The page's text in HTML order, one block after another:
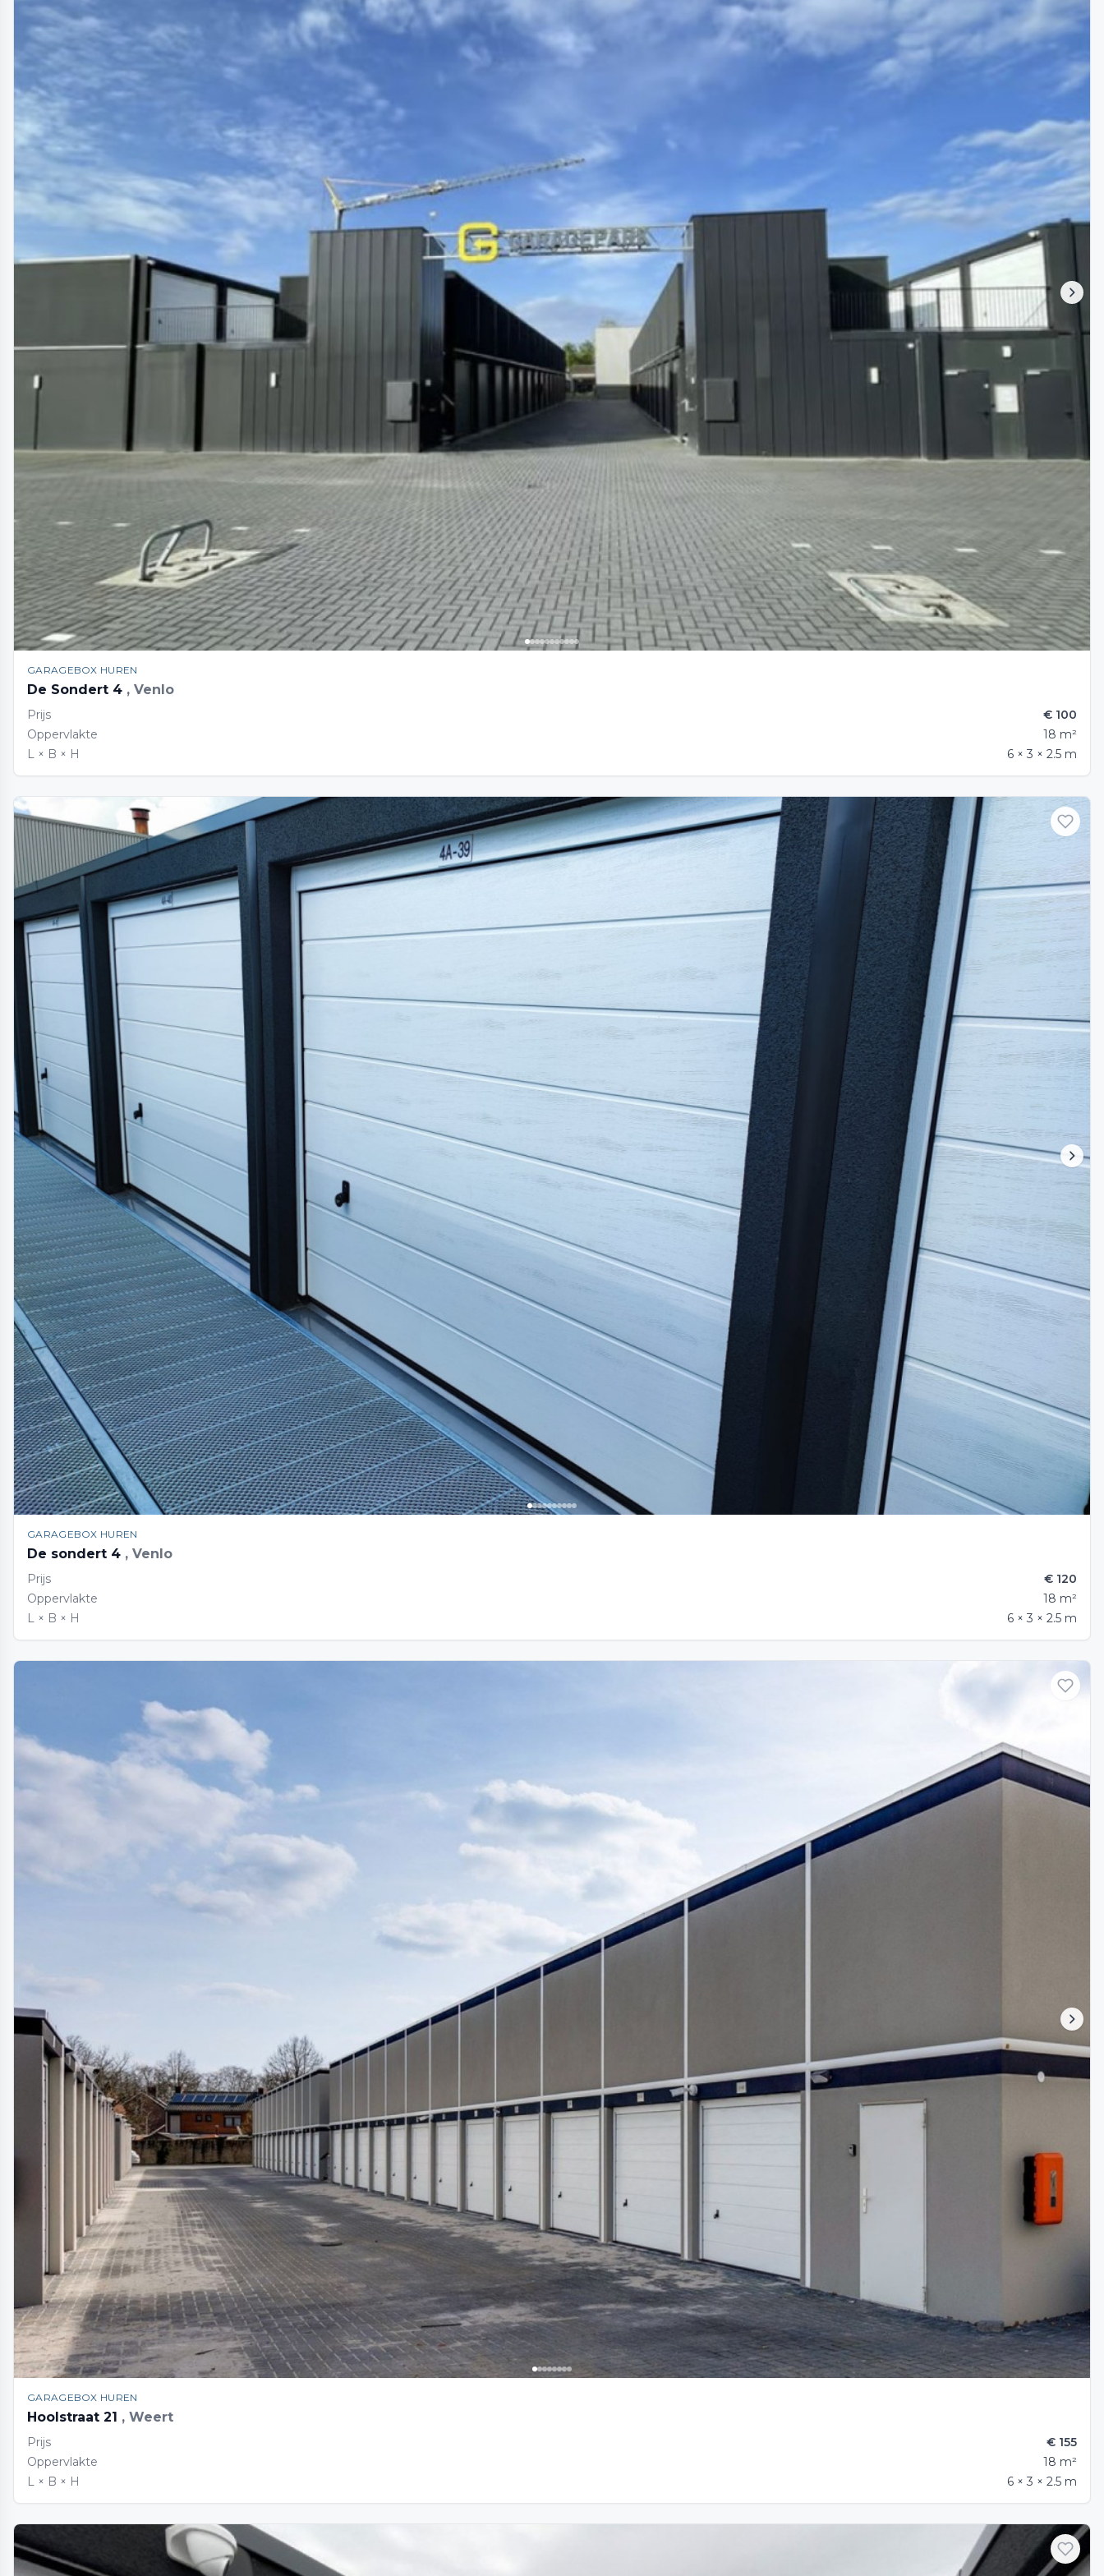
GARAGEBOX HUREN
De Sondert 4 , Venlo
Prijs
€ 100
Oppervlakte
18 m²
L × B × H
6 × 3 × 2.5 m
GARAGEBOX HUREN
De sondert 4 , Venlo
Prijs
€ 120
Oppervlakte
18 m²
L × B × H
6 × 3 × 2.5 m
GARAGEBOX HUREN
Hoolstraat 21 , Weert
Prijs
€ 155
Oppervlakte
18 m²
L × B × H
6 × 3 × 2.5 m